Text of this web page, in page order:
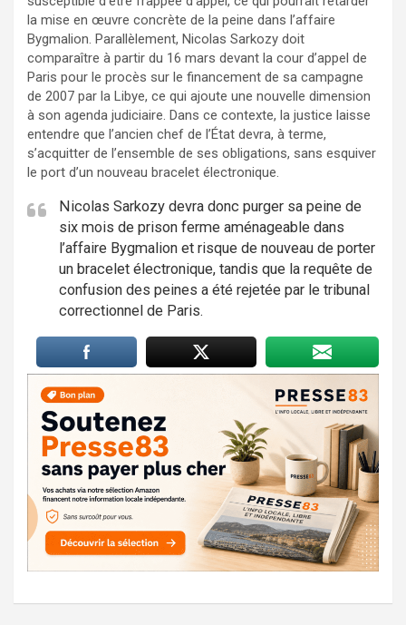
la mise en œuvre concrète de la peine dans l’affaire
Bygmalion. Parallèlement, Nicolas Sarkozy doit
comparaître à partir du 16 mars devant la cour d’appel de
Paris pour le procès sur le financement de sa campagne
de 2007 par la Libye, ce qui ajoute une nouvelle dimension
à son agenda judiciaire. Dans ce contexte, la justice laisse
entendre que l’ancien chef de l’État devra, à terme,
s’acquitter de l’ensemble de ses obligations, sans esquiver
le port d’un nouveau bracelet électronique.
Nicolas Sarkozy devra donc purger sa peine de
six mois de prison ferme aménageable dans
l’affaire Bygmalion et risque de nouveau de porter
un bracelet électronique, tandis que la requête de
confusion des peines a été rejetée par le tribunal
correctionnel de Paris.